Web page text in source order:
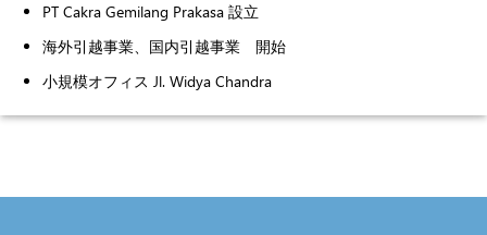
PT Cakra Gemilang Prakasa 設立
海外引越事業、国内引越事業 開始
小規模オフィス Jl. Widya Chandra